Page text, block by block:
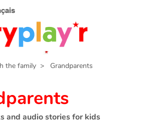
the family > Grandparents
and audio stories for kids